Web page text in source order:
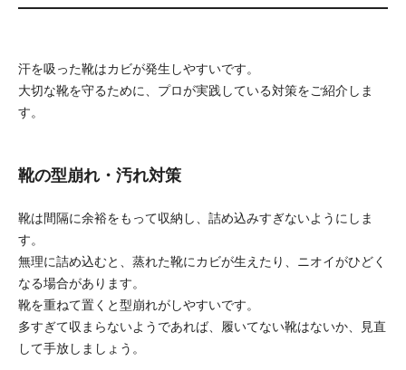
汗を吸った靴はカビが発生しやすいです。
大切な靴を守るために、プロが実践している対策をご紹介しま
す。
靴の型崩れ・汚れ対策
靴は間隔に余裕をもって収納し、詰め込みすぎないようにしま
す。
無理に詰め込むと、蒸れた靴にカビが生えたり、ニオイがひどく
なる場合があります。
靴を重ねて置くと型崩れがしやすいです。
多すぎて収まらないようであれば、履いてない靴はないか、見直
して手放しましょう。